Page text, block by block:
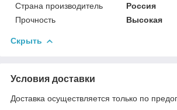
Страна производитель
Россия
Прочность
Высокая
Скрыть
Условия доставки
Доставка осуществляется только по